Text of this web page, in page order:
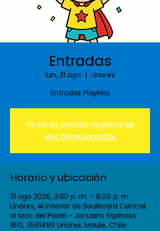
Entradas
lun, 31 ago
  |
Linares
Entradas Playkids
Ya no es posible registrarse
Ver otros eventos
Horario y ubicación
31 ago 2026, 3:00 p. m. – 8:00 p. m.
Linares, Al interior de Boulevard Central,
al lado del Padel - Januario Espinosa
1610, 3581499 Linares, Maule, Chile